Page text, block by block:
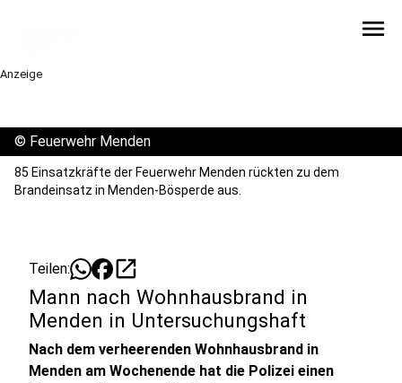
menu
Anzeige
© Feuerwehr Menden
85 Einsatzkräfte der Feuerwehr Menden rückten zu dem
Brandeinsatz in Menden-Bösperde aus.
Teilen: open_in_new
Mann nach Wohnhausbrand in
Menden in Untersuchungshaft
Nach dem verheerenden Wohnhausbrand in
Menden am Wochenende hat die Polizei einen